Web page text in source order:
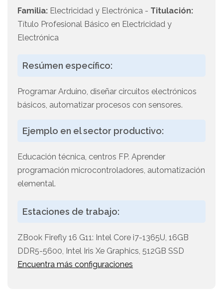
Familia: Electricidad y Electrónica - Titulación:
Título Profesional Básico en Electricidad y
Electrónica
Resúmen específico:
Programar Arduino, diseñar circuitos electrónicos
básicos, automatizar procesos con sensores.
Ejemplo en el sector productivo:
Educación técnica, centros FP. Aprender
programación microcontroladores, automatización
elemental.
Estaciones de trabajo:
ZBook Firefly 16 G11: Intel Core i7-1365U, 16GB
DDR5-5600, Intel Iris Xe Graphics, 512GB SSD
Encuentra más configuraciones